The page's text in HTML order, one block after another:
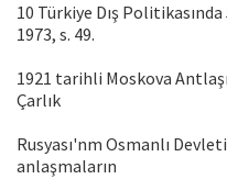
10 Türkiye Dış Politikasında
1973, s. 49.
1921 tarihli Moskova
Çarlık
Rusyası'nm Osmanlı
anlaşmaların